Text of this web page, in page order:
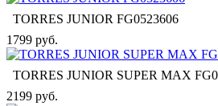
TORRES JUNIOR FG0523606
1799 руб.
TORRES JUNIOR SUPER MAX
2199 руб.